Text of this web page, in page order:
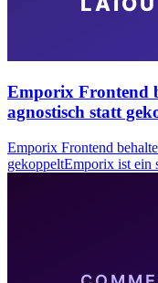
Emporix Frontend
agnostisch statt
Emporix Frontend
gekoppeltEmporix ist